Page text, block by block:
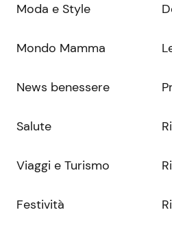
Moda e Style
Mondo Mamma
News benessere
Salute
Viaggi e Turismo
Festività